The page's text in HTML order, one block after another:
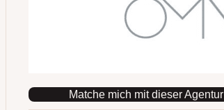
Matche mich mit dieser Agentur